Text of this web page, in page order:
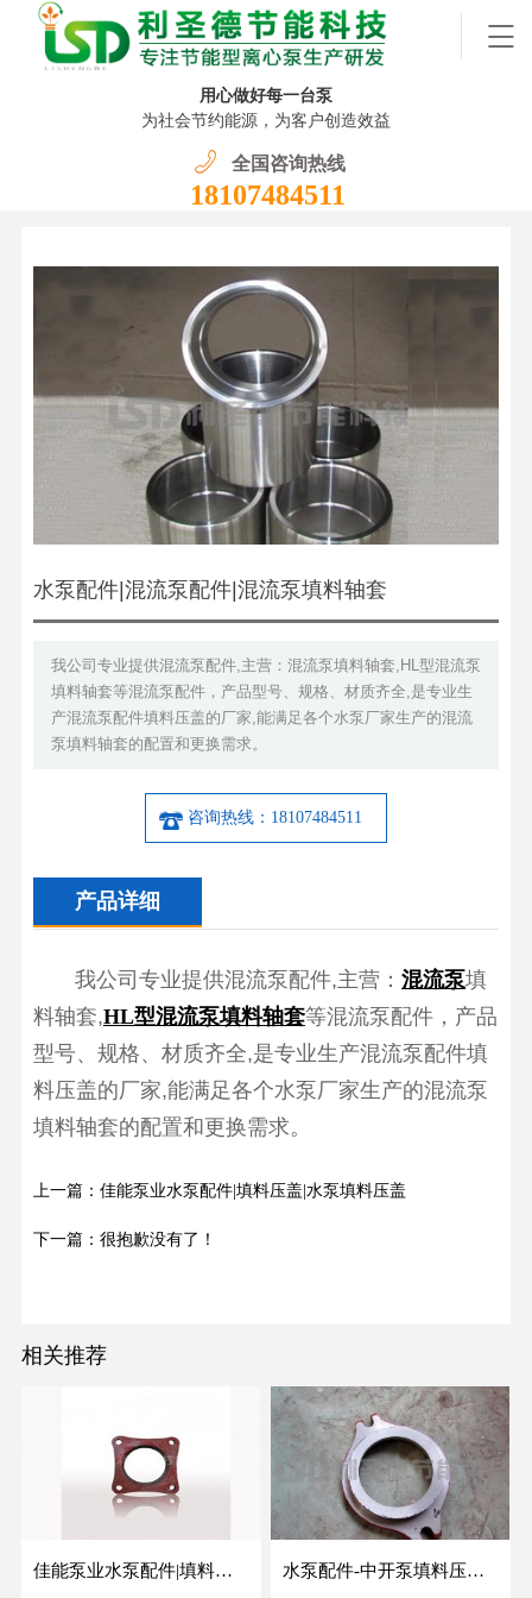
用心做好每一台泵
为社会节约能源，为客户创造效益
全国咨询热线
18107484511
水泵配件|混流泵配件|混流泵填料轴套
我公司专业提供混流泵配件,主营：混流泵填料轴套,HL型混流泵
填料轴套等混流泵配件，产品型号、规格、材质齐全,是专业生
产混流泵配件填料压盖的厂家,能满足各个水泵厂家生产的混流
泵填料轴套的配置和更换需求。
咨询热线：18107484511
产品详细
我公司专业提供混流泵配件,主营： 混流泵填
料轴套,HL型混流泵填料轴套等混流泵配件，产品
型号、规格、材质齐全,是专业生产混流泵配件填
料压盖的厂家,能满足各个水泵厂家生产的混流泵
填料轴套的配置和更换需求。
上一篇：佳能泵业水泵配件|填料压盖|水泵填料压盖
下一篇：很抱歉没有了！
相关推荐
佳能泵业水泵配件|填料压盖|水泵填料压盖 水泵配件-中开泵填料压盖/双吸离心泵填料压盖